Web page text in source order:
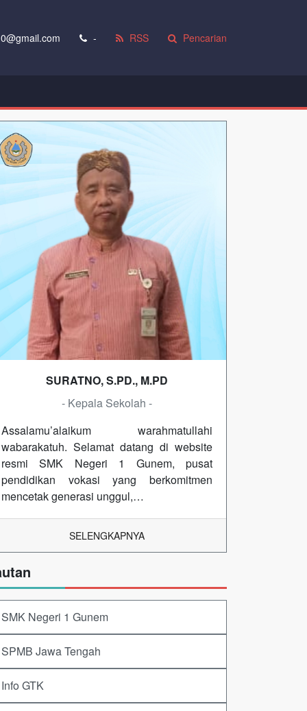
- RSS Pencarian
SURATNO, S.PD., M.PD
- Kepala Sekolah -
Assalamu’alaikum warahmatullahi
wabarakatuh. Selamat datang di website
resmi SMK Negeri 1 Gunem, pusat
pendidikan vokasi yang berkomitmen
mencetak generasi unggul,…
SELENGKAPNYA
SMK Negeri 1 Gunem
SPMB Jawa Tengah
Info GTK